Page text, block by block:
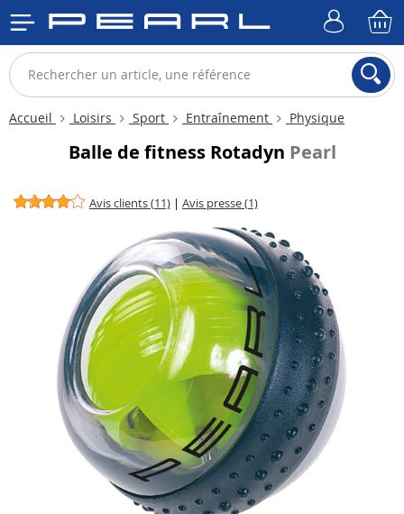
Accueil Loisirs Sport Entraînement Physique
Balle de fitness Rotadyn Pearl
Avis clients (11) | Avis presse (1)